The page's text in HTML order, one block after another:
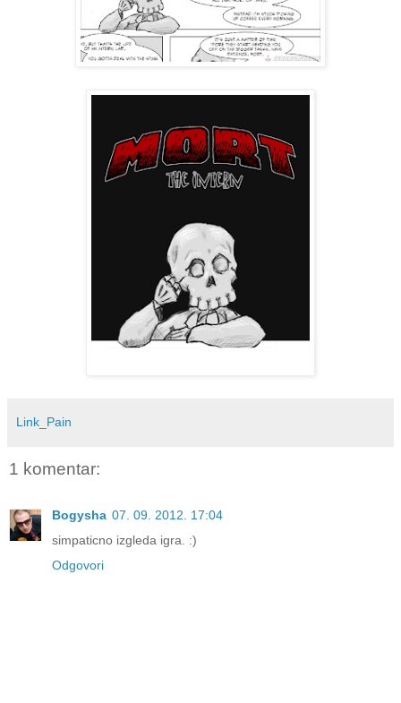
Link_Pain
1 komentar:
Bogysha 07. 09. 2012. 17:04
simpaticno izgleda igra. :)
Odgovori